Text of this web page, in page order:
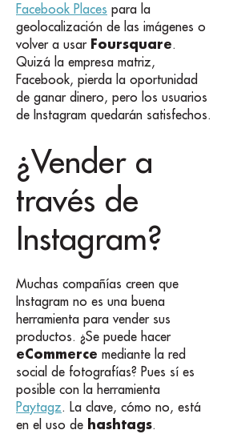
Facebook Places para la
geolocalización de las imágenes o
volver a usar Foursquare.
Quizá la empresa matriz,
Facebook, pierda la oportunidad
de ganar dinero, pero los usuarios
de Instagram quedarán satisfechos.
¿Vender a
través de
Instagram?
Muchas compañías creen que
Instagram no es una buena
herramienta para vender sus
productos. ¿Se puede hacer
eCommerce mediante la red
social de fotografías? Pues sí es
posible con la herramienta
Paytagz. La clave, cómo no, está
en el uso de hashtags.